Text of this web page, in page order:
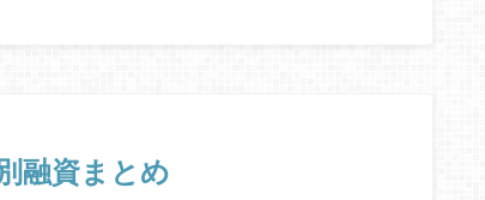
融資まとめ